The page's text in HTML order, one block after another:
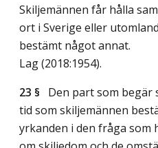
Skiljemännen får hålla
ort i Sverige eller
bestämt något annat.
Lag (2018:1954).
23 § Den part som begär
tid som skiljemännen
yrkanden i den fråga som